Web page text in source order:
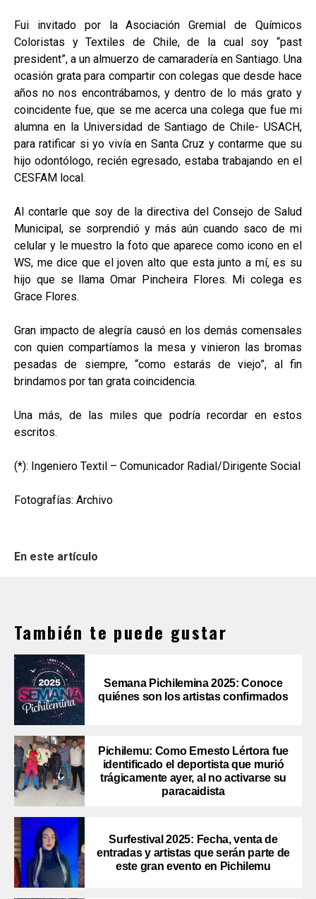
Fui invitado por la Asociación Gremial de Químicos
Coloristas y Textiles de Chile, de la cual soy “past
president”, a un almuerzo de camaradería en Santiago. Una
ocasión grata para compartir con colegas que desde hace
años no nos encontrábamos, y dentro de lo más grato y
coincidente fue, que se me acerca una colega que fue mi
alumna en la Universidad de Santiago de Chile- USACH,
para ratificar si yo vivía en Santa Cruz y contarme que su
hijo odontólogo, recién egresado, estaba trabajando en el
CESFAM local.
Al contarle que soy de la directiva del Consejo de Salud
Municipal, se sorprendió y más aún cuando saco de mi
celular y le muestro la foto que aparece como icono en el
WS, me dice que el joven alto que esta junto a mí, es su
hijo que se llama Omar Pincheira Flores. Mi colega es
Grace Flores.
Gran impacto de alegría causó en los demás comensales
con quien compartíamos la mesa y vinieron las bromas
pesadas de siempre, “como estarás de viejo”, al fin
brindamos por tan grata coincidencia.
Una más, de las miles que podría recordar en estos
escritos.
(*): Ingeniero Textil – Comunicador Radial/Dirigente Social
Fotografías: Archivo
En este artículo
También te puede gustar
Semana Pichilemina 2025: Conoce
quiénes son los artistas confirmados
Pichilemu: Como Ernesto Lértora fue
identificado el deportista que murió
trágicamente ayer, al no activarse su
paracaidista
Surfestival 2025: Fecha, venta de
entradas y artistas que serán parte de
este gran evento en Pichilemu